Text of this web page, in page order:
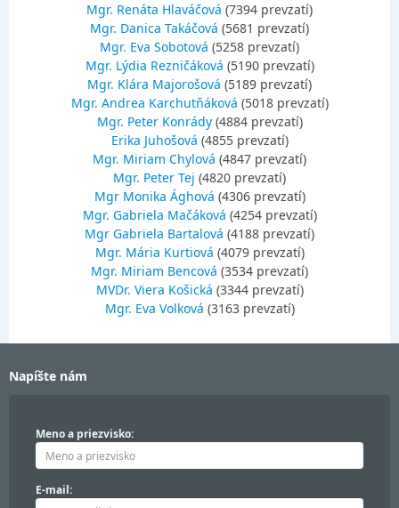
Mgr. Renáta Hlaváčová (7394 prevzatí)
Mgr. Danica Takáčová (5681 prevzatí)
Mgr. Eva Sobotová (5258 prevzatí)
Mgr. Lýdia Rezničáková (5190 prevzatí)
Mgr. Klára Majorošová (5189 prevzatí)
Mgr. Andrea Karchutňáková (5018 prevzatí)
Mgr. Peter Konrády(4884 prevzatí)
Erika Juhošová (4855 prevzatí)
Mgr. Miriam Chylová (4847 prevzatí)
Mgr. Peter Tej (4820 prevzatí)
Mgr Monika Ághová (4306 prevzatí)
Mgr. Gabriela Mačáková (4254 prevzatí)
Mgr Gabriela Bartalová (4188 prevzatí)
Mgr. Mária Kurtiová (4079 prevzatí)
Mgr. Miriam Bencová (3534 prevzatí)
MVDr. Viera Košická (3344 prevzatí)
Mgr. Eva Volková (3163 prevzatí)
Napíšte nám
Meno a priezvisko:
E-mail: